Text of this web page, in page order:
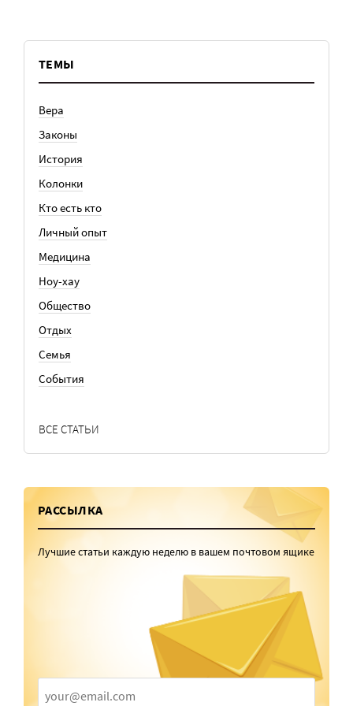
ТЕМЫ
Вера
Законы
История
Колонки
Кто есть кто
Личный опыт
Медицина
Ноу-хау
Общество
Отдых
Семья
События
ВСЕ СТАТЬИ
РАССЫЛКА
Лучшие статьи каждую неделю в вашем почтовом ящике